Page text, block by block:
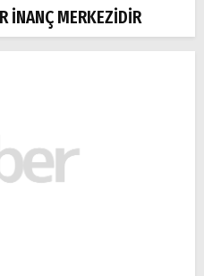
İNANÇ MERKEZİDİR